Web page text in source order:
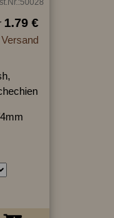
1.79 €
Versand